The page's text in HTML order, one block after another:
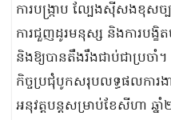
ការបង្ក្រាប ល្បែងស៊ីសងខុសច្
ការជួញដូរមនុស្ស និងការបង្ខិត
និងឱ្យបានតឹងរឹងជាប់ជាប្រចាំ
កិច្ចប្រជុំបូកសរុបលទ្ធផលការ
អនុវត្តបន្តសម្រាប់ខែសីហា ឆ្